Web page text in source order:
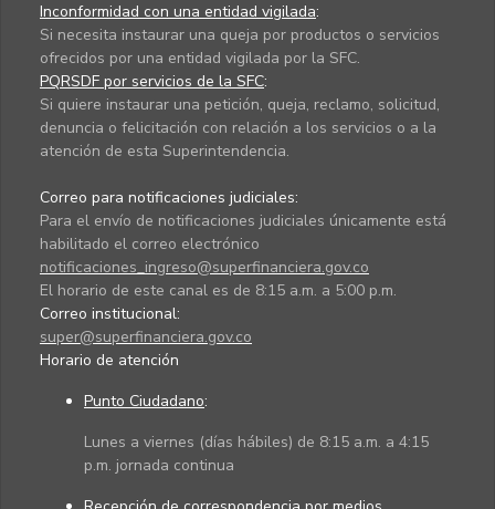
Inconformidad con una entidad vigilada:
Si necesita instaurar una queja por productos o servicios
ofrecidos por una entidad vigilada por la SFC.
PQRSDF por servicios de la SFC:
Si quiere instaurar una petición, queja, reclamo, solicitud,
denuncia o felicitación con relación a los servicios o a la
atención de esta Superintendencia.
Correo para notificaciones judiciales:
Para el envío de notificaciones judiciales únicamente está
habilitado el correo electrónico
notificaciones_ingreso@superfinanciera.gov.co
El horario de este canal es de 8:15 a.m. a 5:00 p.m.
Correo institucional:
super@superfinanciera.gov.co
Horario de atención
Punto Ciudadano:
Lunes a viernes (días hábiles) de 8:15 a.m. a 4:15
p.m. jornada continua